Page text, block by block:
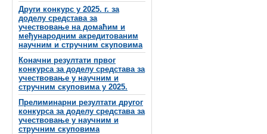
Други конкурс у 2025. г. за
доделу средстава за
учествовање на домаћим и
међународним акредитованим
научним и стручним скуповима
Коначни резултати првог
конкурса за доделу средстава за
учествовање у научним и
стручним скуповима у 2025.
Прелиминарни резултати другог
конкурса за доделу средстава за
учествовање у научним и
стручним скуповима